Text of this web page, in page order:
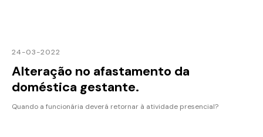
24-03-2022
Alteração no afastamento da
doméstica gestante.
Quando a funcionária deverá retornar à atividade presencial?